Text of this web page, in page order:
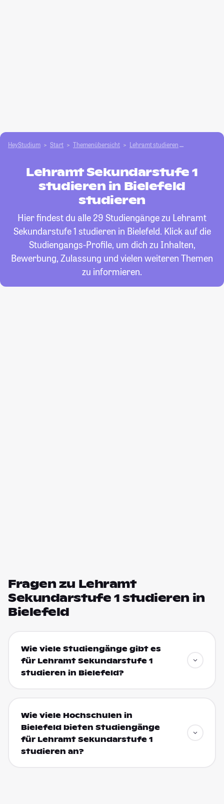
HeyStudium Start Themenübersicht Lehramt studieren
Lehramt Sekundarstufe 1
studieren in Bielefeld
studieren
Hier findest du alle 29 Studiengänge zu Lehramt
Sekundarstufe 1 studieren in Bielefeld. Klick auf die
Studiengangs-Profile, um dich zu Inhalten,
Bewerbung, Zulassung und vielen weiteren Themen
zu informieren.
Fragen zu Lehramt
Sekundarstufe 1 studieren in
Bielefeld
Wie viele Studiengänge gibt es
für Lehramt Sekundarstufe 1
studieren in Bielefeld?
Wie viele Hochschulen in
Bielefeld bieten Studiengänge
für Lehramt Sekundarstufe 1
studieren an?